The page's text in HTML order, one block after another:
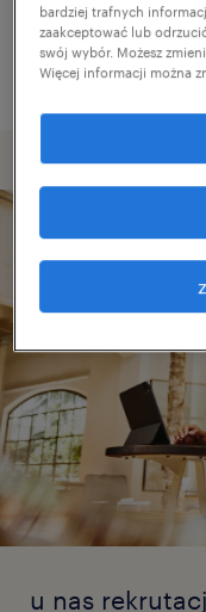
kluczowe i
poprawnie.
u nas
bardziej trafnych
zaakceptować lub
swój wybór. Możesz
Więcej informacji można